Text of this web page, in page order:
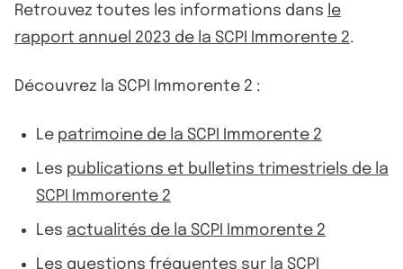
Retrouvez toutes les informations dans le
rapport annuel 2023 de la SCPI Immorente 2.
Découvrez la SCPI Immorente 2 :
Le patrimoine de la SCPI Immorente 2
Les publications et bulletins trimestriels de la
SCPI Immorente 2
Les actualités de la SCPI Immorente 2
Les questions fréquentes sur la SCPI